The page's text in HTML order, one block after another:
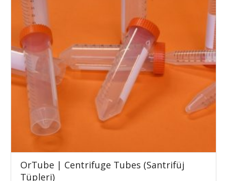
OrTube | Centrifuge Tubes (Santrifüj
Tüpleri)